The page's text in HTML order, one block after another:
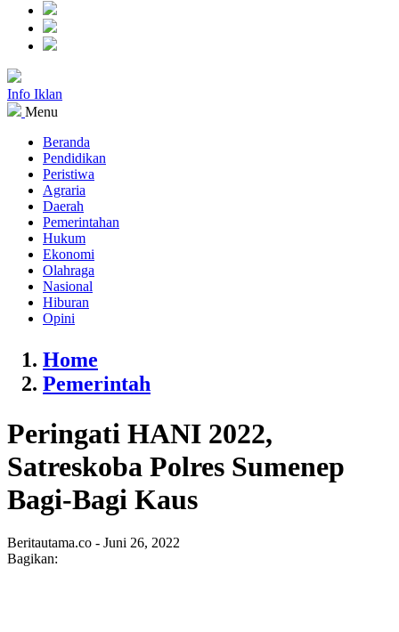
Info Iklan
Menu
Beranda
Pendidikan
Peristiwa
Agraria
Daerah
Pemerintahan
Hukum
Ekonomi
Olahraga
Nasional
Hiburan
Opini
Home
Pemerintah
Peringati HANI 2022,
Satreskoba Polres Sumenep
Bagi-Bagi Kaus
Beritautama.co - Juni 26, 2022
Bagikan: